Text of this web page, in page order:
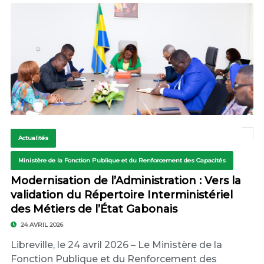
Actualités
Ministère de la Fonction Publique et du Renforcement des Capacités
Modernisation de l’Administration : Vers la
validation du Répertoire Interministériel
des Métiers de l’État Gabonais
24 AVRIL 2026
Libreville, le 24 avril 2026 – Le Ministère de la
Fonction Publique et du Renforcement des